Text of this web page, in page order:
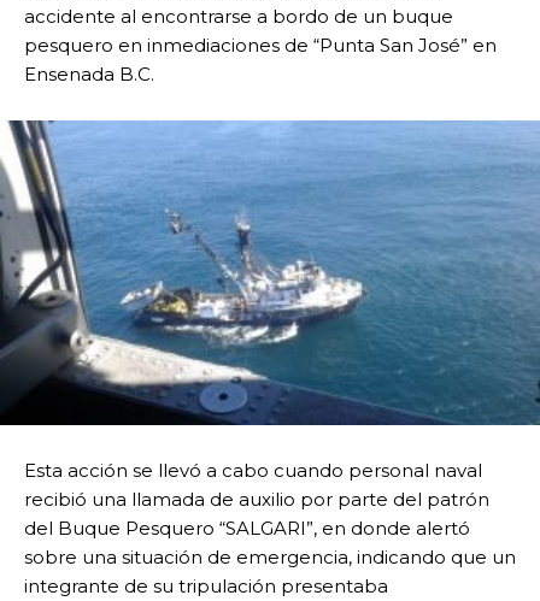
accidente al encontrarse a bordo de un buque
pesquero en inmediaciones de “Punta San José” en
Ensenada B.C.
Esta acción se llevó a cabo cuando personal naval
recibió una llamada de auxilio por parte del patrón
del Buque Pesquero “SALGARI”, en donde alertó
sobre una situación de emergencia, indicando que un
integrante de su tripulación presentaba